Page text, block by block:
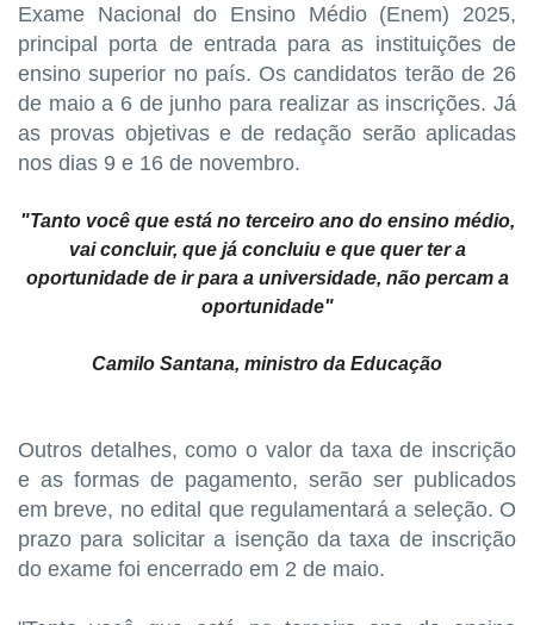
Exame Nacional do Ensino Médio (Enem) 2025,
principal porta de entrada para as instituições de
ensino superior no país. Os candidatos terão de 26
de maio a 6 de junho para realizar as inscrições. Já
as provas objetivas e de redação serão aplicadas
nos dias 9 e 16 de novembro.
"Tanto você que está no terceiro ano do ensino médio,
vai concluir, que já concluiu e que quer ter a
oportunidade de ir para a universidade, não percam a
oportunidade"
Camilo Santana, ministro da Educação
Outros detalhes, como o valor da taxa de inscrição
e as formas de pagamento, serão ser publicados
em breve, no edital que regulamentará a seleção. O
prazo para solicitar a isenção da taxa de inscrição
do exame foi encerrado em 2 de maio.